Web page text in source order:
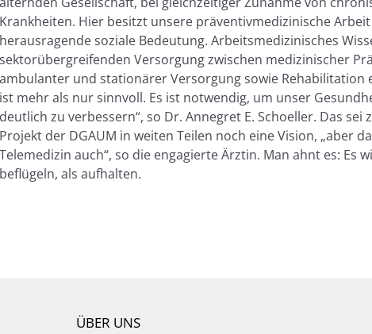
Krankheiten. Hier besitzt unsere präventivmedizinische
herausragende soziale Bedeutung. Arbeitsmedizinisches
sektorübergreifenden Versorgung zwischen medizinischer
ambulanter und stationärer Versorgung sowie Rehabilitation
ist mehr als nur sinnvoll. Es ist notwendig, um unser
deutlich zu verbessern“, so Dr. Annegret E. Schoeller. Das sei
Projekt der DGAUM in weiten Teilen noch eine Vision, „aber
Telemedizin auch“, so die engagierte Ärztin. Man ahnt es: Es
beflügeln, als aufhalten.
ÜBER UNS